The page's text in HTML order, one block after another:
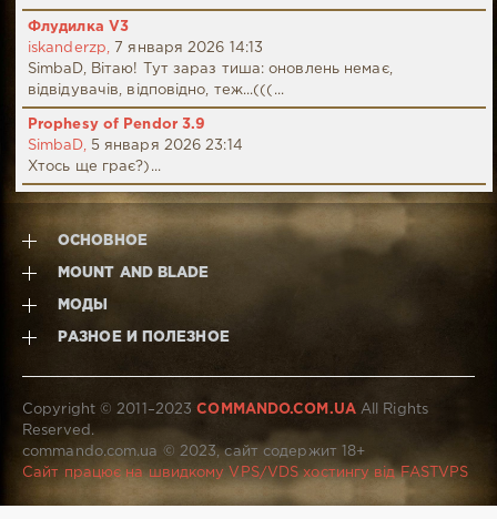
Флудилка V3
iskanderzp,
7 января 2026 14:13
SimbaD, Вітаю! Тут зараз тиша: оновлень немає,
відвідувачів, відповідно, теж...(((...
Prophesy of Pendor 3.9
SimbaD,
5 января 2026 23:14
Хтось ще грає?)...
ОСНОВНОЕ
MOUNT AND BLADE
МОДЫ
РАЗНОЕ И ПОЛЕЗНОЕ
Copyright © 2011–2023COMMANDO.COM.UAAll Rights
Reserved.
commando.com.ua © 2023, сайт содержит 18+
Сайт працює на швидкому VPS/VDS хостингу від FASTVPS